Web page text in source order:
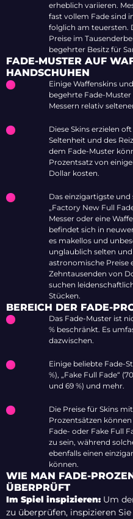
erheblich variieren.
fast vollem Fade sind
folglich am teuersten.
Preise im
begehrter Besitz für
FADE-MUSTER AUF
HANDSCHUHEN
Einige Waffenskins
begehrte Fade-
Messern relativ
Diese Skins erzielen
Seltenheit und des
dem Fade-Muster
Prozentsatz von
Dollar kosten.
Das einzigartigste
„Factory New Full
Messer oder eine
befindet sich in
es makellos und
unglaublich selten
astronomische Preise
Zehntausenden von
suchen
Stücken.
BEREICH DER FADE-
Das Fade-Muster ist
% beschränkt. Es
dazwischen.
Einige beliebte Fade-
%), „Fake Full Fade“
und 69 %) und mehr.
Die Preise für Skins
Prozentsätzen
Fade- oder Fake Full
zu sein, während
ebenfalls einen
können.
WIE MAN FADE-
ÜBERPRÜFT
Im Spiel inspizieren: Um
zu überprüfen, inspizieren